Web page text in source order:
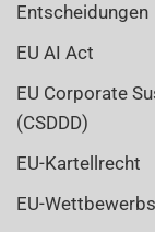
Entscheidungen
EU AI Act
EU Corporate
(CSDDD)
EU-Kartellrecht
EU-